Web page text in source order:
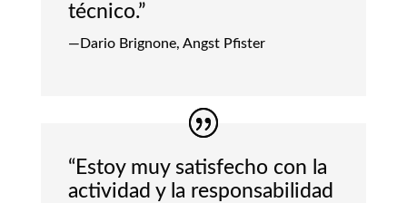
técnico.”
—Dario Brignone, Angst Pfister
“Estoy muy satisfecho con la
actividad y la responsabilidad